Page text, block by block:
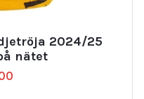
2024/25
nätet